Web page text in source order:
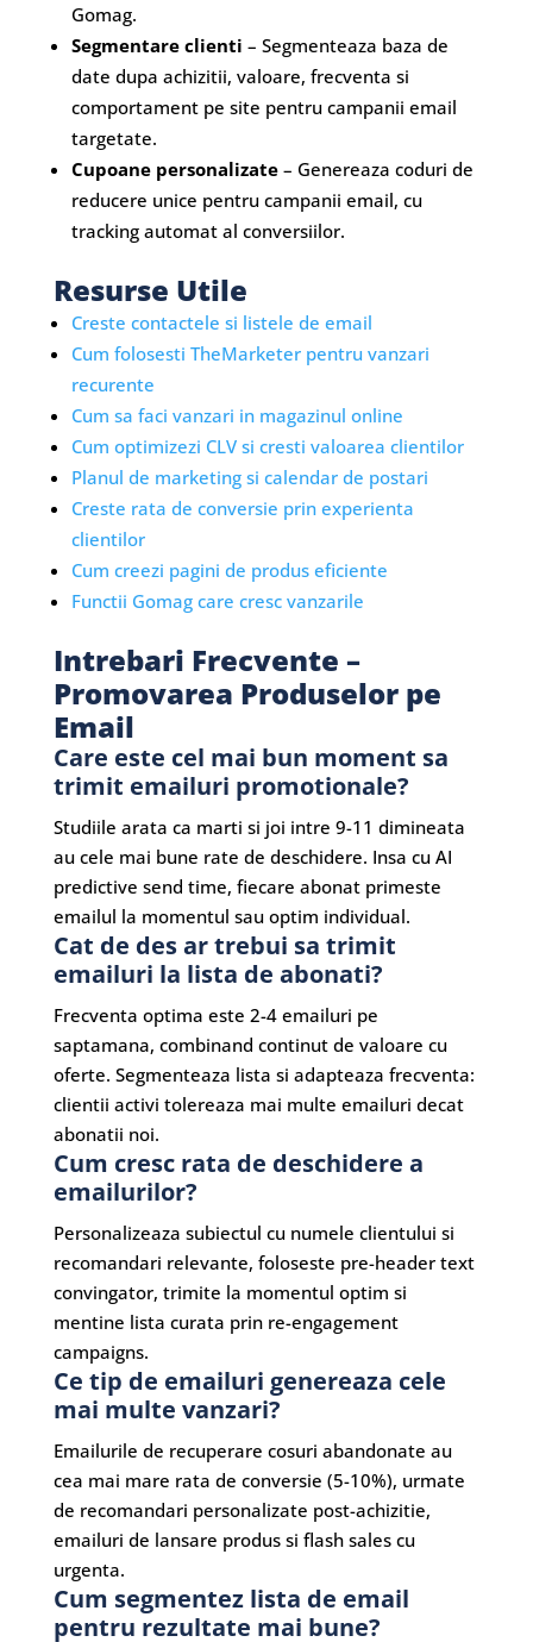
Gomag.
Segmentare clienti – Segmenteaza baza de
date dupa achizitii, valoare, frecventa si
comportament pe site pentru campanii email
targetate.
Cupoane personalizate– Genereaza coduri de
reducere unice pentru campanii email, cu
tracking automat al conversiilor.
Resurse Utile
Creste contactele si listele de email
Cum folosesti TheMarketer pentru vanzari
recurente
Cum sa faci vanzari in magazinul online
Cum optimizezi CLV si cresti valoarea clientilor
Planul de marketing si calendar de postari
Creste rata de conversie prin experienta
clientilor
Cum creezi pagini de produs eficiente
Functii Gomag care cresc vanzarile
Intrebari Frecvente –
Promovarea Produselor pe
Email
Care este cel mai bun moment sa
trimit emailuri promotionale?
Studiile arata ca marti si joi intre 9-11 dimineata
au cele mai bune rate de deschidere. Insa cu AI
predictive send time, fiecare abonat primeste
emailul la momentul sau optim individual.
Cat de des ar trebui sa trimit
emailuri la lista de abonati?
Frecventa optima este 2-4 emailuri pe
saptamana, combinand continut de valoare cu
oferte. Segmenteaza lista si adapteaza frecventa:
clientii activi tolereaza mai multe emailuri decat
abonatii noi.
Cum cresc rata de deschidere a
emailurilor?
Personalizeaza subiectul cu numele clientului si
recomandari relevante, foloseste pre-header text
convingator, trimite la momentul optim si
mentine lista curata prin re-engagement
campaigns.
Ce tip de emailuri genereaza cele
mai multe vanzari?
Emailurile de recuperare cosuri abandonate au
cea mai mare rata de conversie (5-10%), urmate
de recomandari personalizate post-achizitie,
emailuri de lansare produs si flash sales cu
urgenta.
Cum segmentez lista de email
pentru rezultate mai bune?